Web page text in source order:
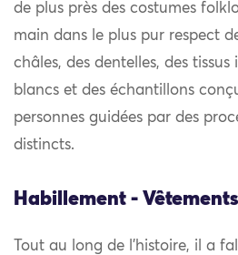
de plus près des costumes
main dans le plus pur respect
châles, des dentelles, des tissus
blancs et des échantillons
personnes guidées par des
distincts.
Habillement - Vêtements
Tout au long de l’histoire, il a